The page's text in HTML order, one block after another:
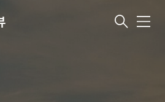
메